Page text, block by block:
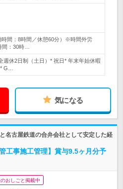
時間：8時間／休憩60分）※時間外労
：30時…
週休2日制（土日）* 祝日* 年末年始休暇
G…
気になる
名古屋鉄道の合弁会社として安定した経
工事施工管理】賞与9.5ヶ月分予
おしごと掲載中